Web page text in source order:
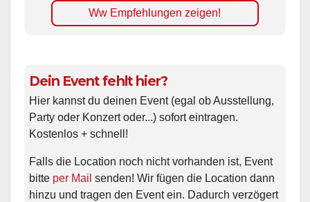
Ww Empfehlungen zeigen!
Dein Event fehlt hier?
Hier kannst du deinen Event (egal ob Ausstellung,
Party oder Konzert oder...) sofort eintragen.
Kostenlos + schnell!
Falls die Location noch nicht vorhanden ist, Event
bitte per Mail senden! Wir fügen die Location dann
hinzu und tragen den Event ein. Dadurch verzögert